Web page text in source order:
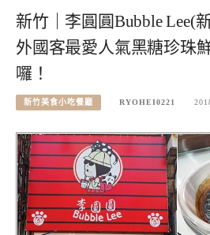
新竹｜李圓圓Bubble Lee(
外國客最愛人氣黑糖珍珠
囉！
新竹美食小吃餐廳 RYOHEI0221